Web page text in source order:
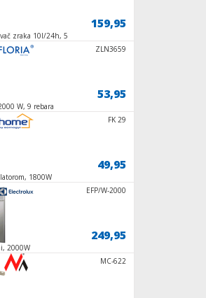
zraka 10l/24h, 5
159,95
W, 9 rebara
ZLN3659
53,95
1800W
FK 29
49,95
2000W
EFP/W-2000
249,95
MC-622